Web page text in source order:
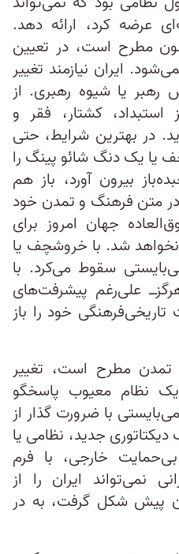
عرضه کرد، ارائه دهد.
مطرح است، در تعیین
ایران نیازمند تغییر
یا شیوه رهبری. از
کشتار، فقر و
در بهترین شرایط، حتی
یا یک دنگ شائو پینگ را
بیرون آورد، باز هم
در متن فرهنگ و تمدن خود
جهان امروز برای
شد. با خروشچف یا
سقوط می‌کرد. با
علی‌رغم پیشرفت‌های
خود را باز
مطرح است، تغییر
نظام معیوب پاسخگو
با ضرورت گذار از
جدید، نظامی یا
خارجی، با فرم
نمی‌تواند ایران را از
پیش شکل گرفت، به در